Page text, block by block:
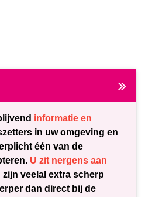
informatie en
in uw omgeving en
één van de
U zit nergens aan
zijn veelal extra scherp
dan direct bij de